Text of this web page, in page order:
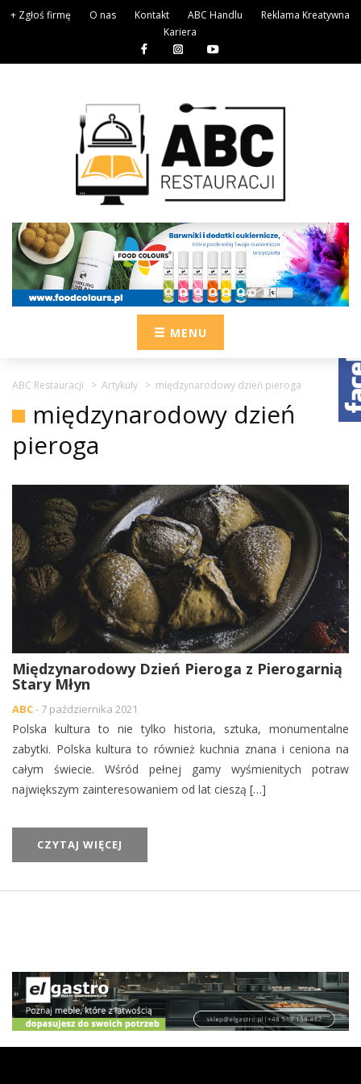
+ Zgłoś firmę O nas Kontakt ABC Handlu
Reklama Kreatywna
Kariera
MENU
ABC Restauracji > Artykuły > międzynarodowy dzień pieroga
międzynarodowy dzień
pieroga
Międzynarodowy Dzień Pieroga z Pierogarnią
Stary Młyn
ABC- 7 października 2021
Polska kultura to nie tylko historia, sztuka, monumentalne
zabytki. Polska kultura to również kuchnia znana i ceniona na
całym świecie. Wśród pełnej gamy wyśmienitych potraw
największym zainteresowaniem od lat cieszą […]
CZYTAJ WIĘCEJ